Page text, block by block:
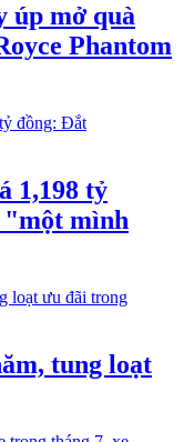
úp mở quà
Phantom
1,198 tỷ
"một mình
tung loạt